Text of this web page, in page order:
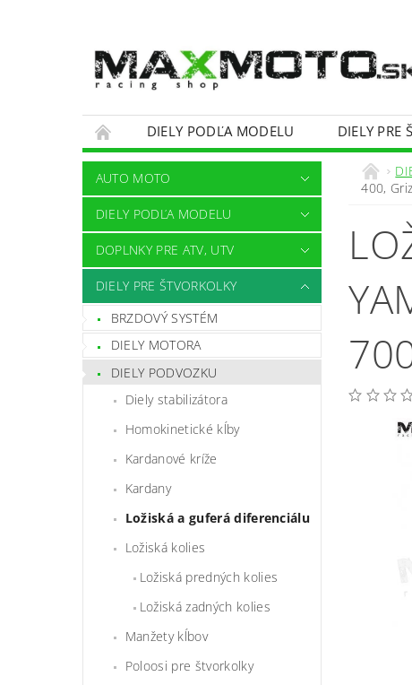
DIELY PODĽA MODELU DIELY PRE
OBCHODNÉ PODMIENKY
KONTAKTY
AUTO MOTO
DIELY PODĽA MODELU
DOPLNKY PRE ATV, UTV
DIELY PRE ŠTVORKOLKY
BRZDOVÝ SYSTÉM
DIELY MOTORA
DIELY PODVOZKU
Diely stabilizátora
Homokinetické kĺby
Kardanové kríže
Kardany
Ložiská a guferá diferenciálu
Ložiská kolies
Ložiská predných kolies
Ložiská zadných kolies
Manžety kĺbov
Poloosi pre štvorkolky
400,